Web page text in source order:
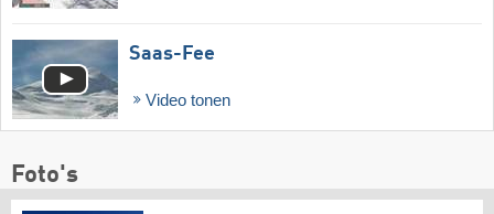
Saas-Fee
Video tonen
Foto's